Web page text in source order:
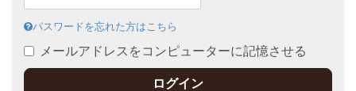
パスワードを忘れた方はこちら
メールアドレスをコンピューターに記憶させる
ログイン